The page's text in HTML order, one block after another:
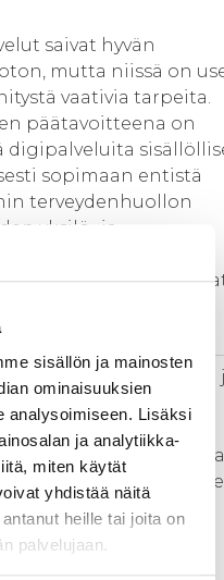
sisällön ja mainosten
ominaisuuksien
analysoimiseen. Lisäksi
ja analytiikka-
miten käytät
yhdistää näitä
heille tai joita on
palvelujaan.
saivat hyvän
mutta niissä on
vaativia tarpeita.
päätavoitteena on
digipalveluita
sopimaan entistä
terveydenhuollon
yksilö- ja
vaikuttavuutta.
sisällöllinen
kehittäminen mm.
ja muokataan
tuomat ja
muut
–kysely ja
kaikki muu sisältö) ja